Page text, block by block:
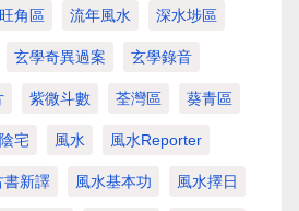
旺角區 流年風水 深水埗區
玄學奇異過案 玄學錄音
紫微斗數 荃灣區 葵青區
陰宅 風水 風水Reporter
書新譯 風水基本功 風水擇日